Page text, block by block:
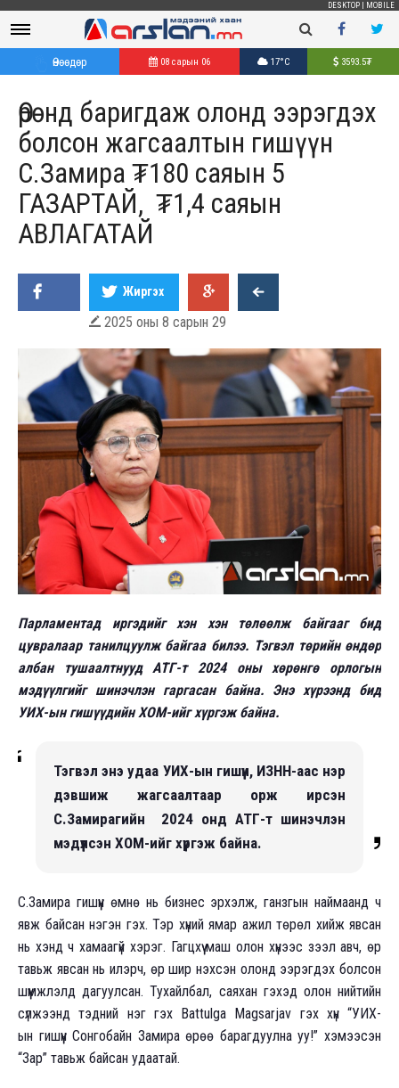
DESKTOP MOBILE
Өнөөдөр 08 сарын 06 17°C 3593.5₮
Өрөнд баригдаж олонд ээрэгдэх
болсон жагсаалтын гишүүн
С.Замира ₮180 саяын 5
ГАЗАРТАЙ, ₮1,4 саяын
АВЛАГАТАЙ
Жиргэх
 2025 оны 8 сарын 29
Парламентад иргэдийг хэн хэн төлөөлж байгааг бид
цувралаар танилцуулж байгаа билээ. Тэгвэл төрийн өндөр
албан тушаалтнууд АТГ-т 2024 оны хөрөнгө орлогын
мэдүүлгийг шинэчлэн гаргасан байна. Энэ хүрээнд бид
УИХ-ын гишүүдийн ХОМ-ийг хүргэж байна.
Тэгвэл энэ удаа УИХ-ын гишүүн, ИЗНН-аас нэр
дэвшиж жагсаалтаар орж ирсэн
С.Замирагийн 2024 онд АТГ-т шинэчлэн
мэдүүлсэн ХОМ-ийг хүргэж байна.
С.Замира гишүүн өмнө нь бизнес эрхэлж, ганзгын наймаанд ч
явж байсан нэгэн гэх. Тэр хүний ямар ажил төрөл хийж явсан
нь хэнд ч хамаагүй хэрэг. Гагцхүү маш олон хүнээс зээл авч, өр
тавьж явсан нь илэрч, өр шир нэхсэн олонд ээрэгдэх болсон
шүүмжлэлд дагуулсан. Тухайлбал, саяхан гэхэд олон нийтийн
сүлжээнд тэдний нэг гэх Battulga Magsarjav гэх хүн “УИХ-
ын гишүүн Сонгобайн Замира өрөө барагдуулна уу!” хэмээсэн
“Зар” тавьж байсан удаатай.